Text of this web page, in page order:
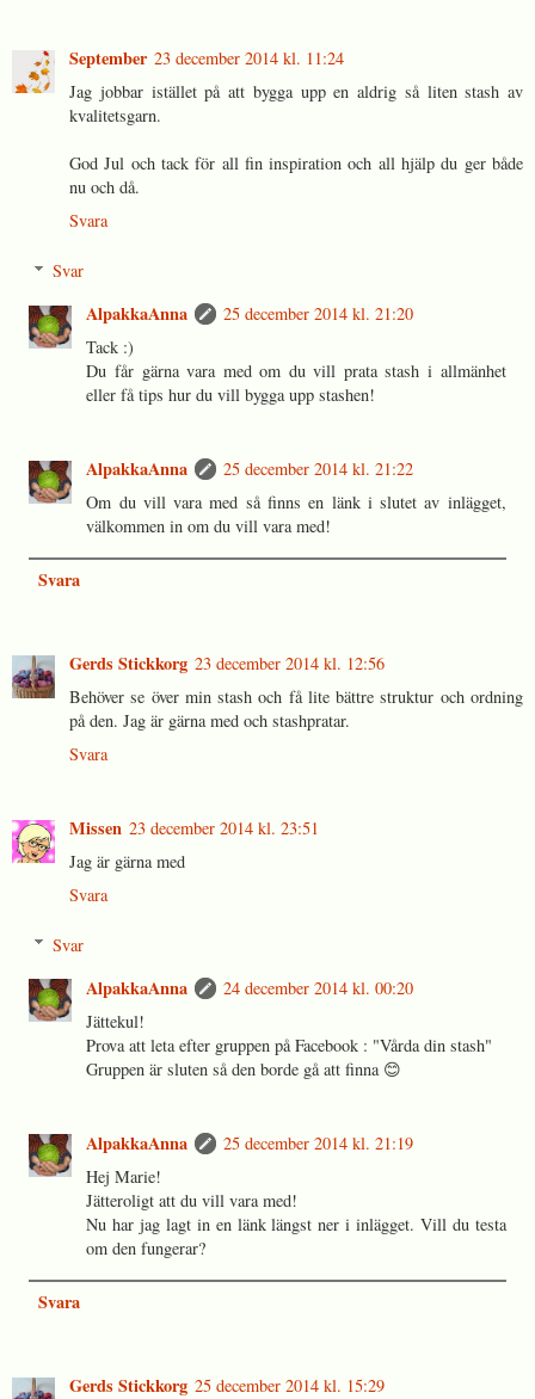
September 23 december 2014 kl. 11:24
Jag jobbar istället på att bygga upp en aldrig så liten stash av
kvalitetsgarn.
God Jul och tack för all fin inspiration och all hjälp du ger både
nu och då.
Svara
Svar
AlpakkaAnna
25 december 2014 kl. 21:20
Tack :)
Du får gärna vara med om du vill prata stash i allmänhet
eller få tips hur du vill bygga upp stashen!
AlpakkaAnna
25 december 2014 kl. 21:22
Om du vill vara med så finns en länk i slutet av inlägget,
välkommen in om du vill vara med!
Svara
Gerds Stickkorg 23 december 2014 kl. 12:56
Behöver se över min stash och få lite bättre struktur och ordning
på den. Jag är gärna med och stashpratar.
Svara
Missen 23 december 2014 kl. 23:51
Jag är gärna med
Svara
Svar
AlpakkaAnna
24 december 2014 kl. 00:20
Jättekul!
Prova att leta efter gruppen på Facebook : "Vårda din stash"
Gruppen är sluten så den borde gå att finna 😊
AlpakkaAnna
25 december 2014 kl. 21:19
Hej Marie!
Jätteroligt att du vill vara med!
Nu har jag lagt in en länk längst ner i inlägget. Vill du testa
om den fungerar?
Svara
Gerds Stickkorg 25 december 2014 kl. 15:29